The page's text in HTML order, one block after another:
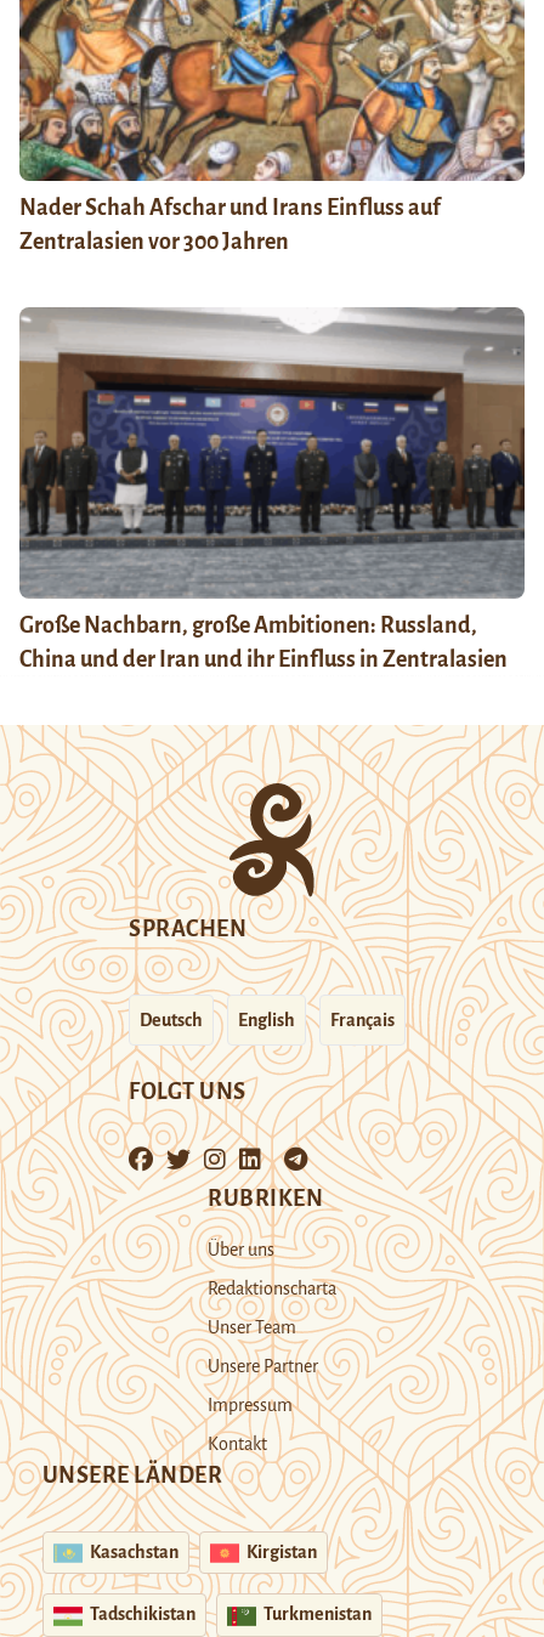
Nader Schah Afschar und Irans Einfluss auf
Zentralasien vor 300 Jahren
Große Nachbarn, große Ambitionen: Russland,
China und der Iran und ihr Einfluss in Zentralasien
SPRACHEN
Deutsch English Français
FOLGT UNS
RUBRIKEN
Über uns
Redaktionscharta
Unser Team
Unsere Partner
Impressum
Kontakt
UNSERE LÄNDER
Kasachstan Kirgistan
Tadschikistan Turkmenistan